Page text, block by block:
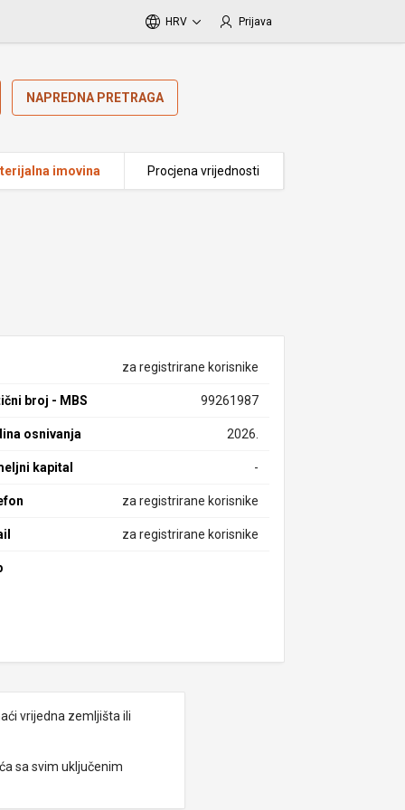
HRV Prijava
NAPREDNA PRETRAGA
imovina Procjena vrijednosti
za registrirane korisnike
broj - MBS 99261987
osnivanja 2026.
kapital -
za registrirane korisnike
za registrirane korisnike
vrijedna zemljišta ili
sa svim uključenim